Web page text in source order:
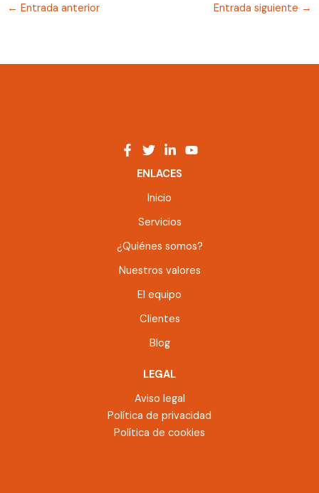
← Entrada anterior Entrada siguiente →
ENLACES
Inicio
Servicios
¿Quiénes somos?
Nuestros valores
El equipo
Clientes
Blog
LEGAL
Aviso legal
Política de privacidad
Política de cookies